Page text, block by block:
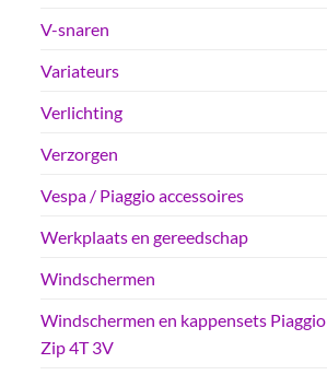
V-snaren
Variateurs
Verlichting
Verzorgen
Vespa / Piaggio accessoires
Werkplaats en gereedschap
Windschermen
Windschermen en kappensets Piaggio
Zip 4T 3V